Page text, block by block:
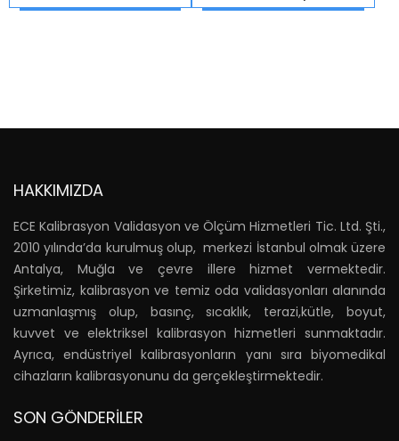
HAKKIMIZDA
ECE Kalibrasyon Validasyon ve Ölçüm Hizmetleri Tic. Ltd. Şti.,
2010 yılında’da kurulmuş olup, merkezi İstanbul olmak üzere
Antalya, Muğla ve çevre illere hizmet vermektedir.
Şirketimiz, kalibrasyon ve temiz oda validasyonları alanında
uzmanlaşmış olup, basınç, sıcaklık, terazi,kütle, boyut,
kuvvet ve elektriksel kalibrasyon hizmetleri sunmaktadır.
Ayrıca, endüstriyel kalibrasyonların yanı sıra biyomedikal
cihazların kalibrasyonunu da gerçekleştirmektedir.
SON GÖNDERILER